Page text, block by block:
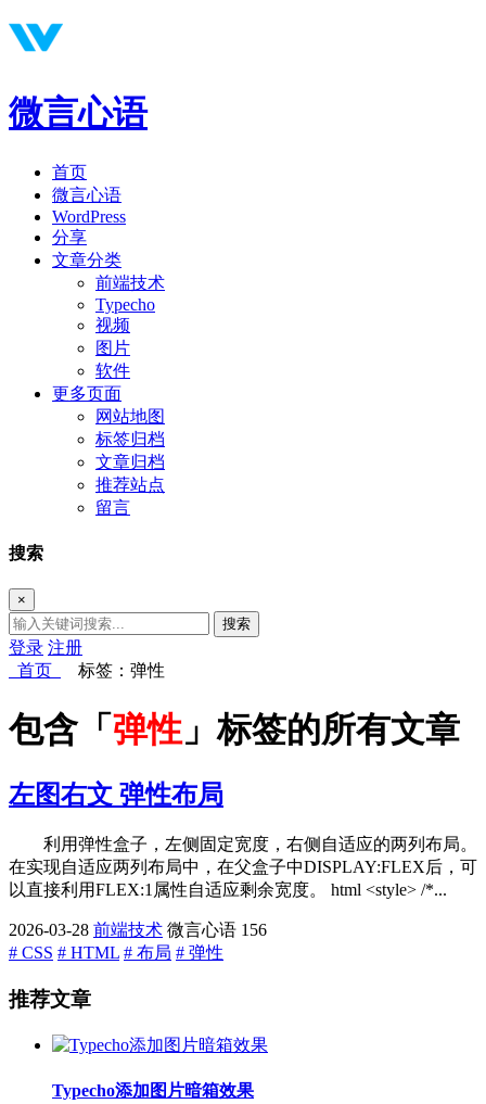
微言心语
首页
微言心语
WordPress
分享
文章分类
前端技术
Typecho
视频
图片
软件
更多页面
网站地图
标签归档
文章归档
推荐站点
留言
搜索
×
搜索
登录 注册
首页
标签：弹性
包含「 弹性 」标签的所有文章
左图右文 弹性布局
利用弹性盒子，左侧固定宽度，右侧自适应的两列布局。
在实现自适应两列布局中，在父盒子中DISPLAY:FLEX后，可
以直接利用FLEX:1属性自适应剩余宽度。 html <style> /*...
2026-03-28 前端技术 微言心语 156
# CSS # HTML # 布局 # 弹性
推荐文章
Typecho添加图片暗箱效果